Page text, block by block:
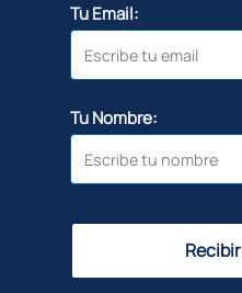
Tu Email:
Tu Nombre:
Recibir